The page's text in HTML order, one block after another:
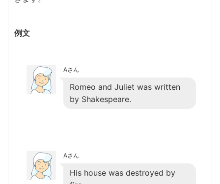
例文
Aさん
Romeo and Juliet was written
by Shakespeare.
Aさん
His house was destroyed by